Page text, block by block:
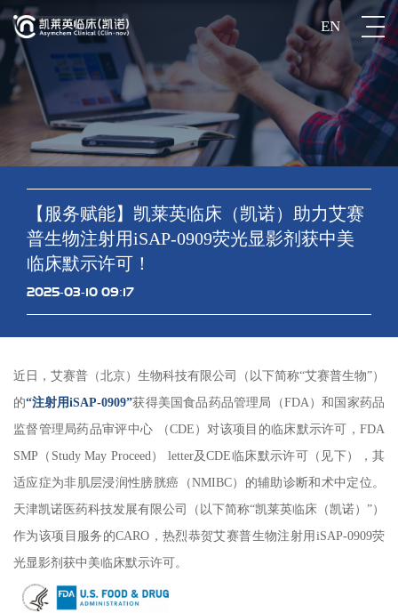
EN
【服务赋能】凯莱英临床（凯诺）助力艾赛
普生物注射用iSAP-0909荧光显影剂获中美
临床默示许可！
2025-03-10 09:17
近日，艾赛普（北京）生物科技有限公司（以下简称“艾赛普生物”）
的“注射用iSAP-0909”获得美国食品药品管理局（FDA）和国家药品
监督管理局药品审评中心 （CDE）对该项目的临床默示许可，FDA
SMP（Study May Proceed） letter及CDE临床默示许可（见下），其
适应症为非肌层浸润性膀胱癌（NMIBC）的辅助诊断和术中定位。
天津凯诺医药科技发展有限公司（以下简称“凯莱英临床（凯诺）”）
作为该项目服务的CARO，热烈恭贺艾赛普生物注射用iSAP-0909荧
光显影剂获中美临床默示许可。